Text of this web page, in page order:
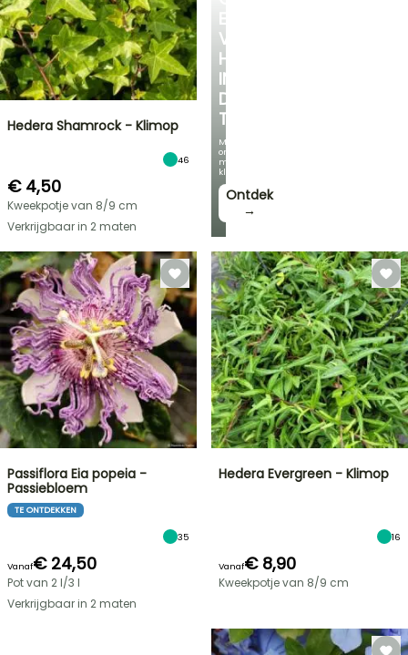
EEN
VERKOELEND
HOEKJE
IN
DE
TUIN
Met
onze
mooiste
klimplanten!
Ontdek
→
Hedera Shamrock - Klimop
46
€ 4,50
Kweekpotje van 8/9 cm
Verkrijgbaar in 2 maten
Passiflora Eia popeia -
Passiebloem
TE ONTDEKKEN
35
Vanaf€ 24,50
Pot van 2 l/3 l
Verkrijgbaar in 2 maten
Hedera Evergreen - Klimop
16
Vanaf€ 8,90
Kweekpotje van 8/9 cm